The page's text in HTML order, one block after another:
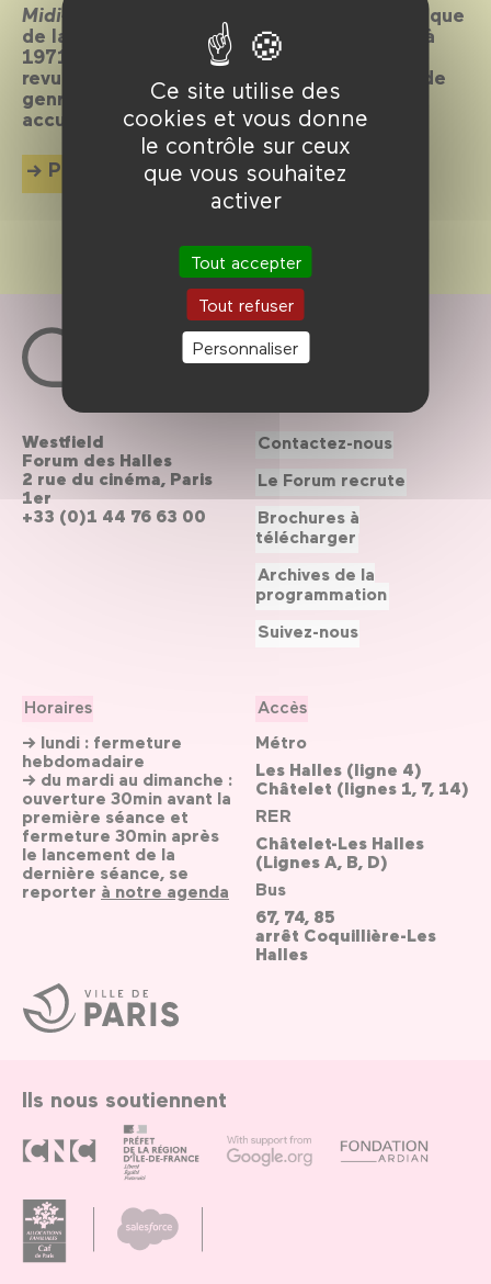
Ce site utilise des
cookies et vous donne
le contrôle sur ceux
que vous souhaitez
activer
Tout accepter
Tout refuser
Personnaliser
Midi-Minuit Fantastique
est une revue mythique
de la cinéphilie mondiale. Publiée de 1962 à
1971, elle fut l’une des toutes premières
revues entièrement consacrées au cinéma de
genre, ses pages richement illustrées
accueillant les plumes les plus illustres.
Plus d'info
Ville
de
Paris
Westfield
Forum des Halles
2 rue du cinéma, Paris
1er
+33 (0)1 44 76 63 00
Horaires
→ lundi : fermeture
hebdomadaire
→ du mardi au dimanche :
ouverture 30min avant la
première séance et
fermeture 30min après
le lancement de la
dernière séance, se
reporter à notre agenda
Accès
Métro
Les Halles (ligne 4)
Châtelet (lignes 1, 7, 14)
RER
Châtelet-Les Halles
(Lignes A, B, D)
Bus
67, 74, 85
arrêt Coquillière-Les
Halles
Contactez-nous
Le Forum recrute
Brochures à
télécharger
Archives de la
programmation
Suivez-nous
Ils nous soutiennent